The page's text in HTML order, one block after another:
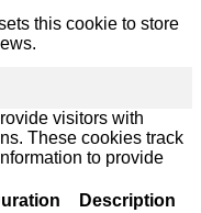
this cookie to store
visitors with
These cookies track
to provide
Description